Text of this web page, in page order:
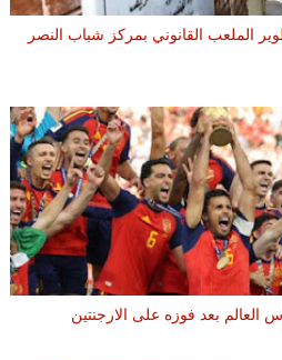
الملعب القانوني بمركز شباب النصر
العالم بعد فوزه على الارجنتين